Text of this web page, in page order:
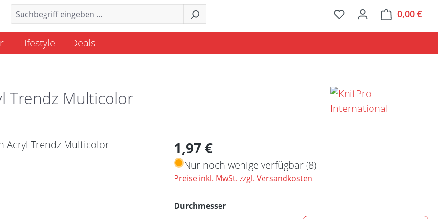
0,00 €
Lifestyle Deals
Trendz Multicolor
Regulärer Preis:
1,97 €
Nur noch wenige verfügbar (8)
Preise inkl. MwSt. zzgl. Versandkosten
Durchmesserauswählen